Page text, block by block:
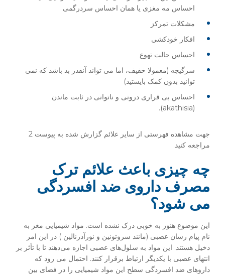
احساس مه مغزی یا همان احساس سردرگمی
مشکلات تمرکز
افکار خودکشی
احساس حالت تهوع
سرگیجه (معمولا خفیف، اما می تواند آنقدر بد باشد که نمی
توانید بدون کمک بایستید)
احساس بی قراری درونی و ناتوانی در ثابت ماندن
(akathisia).
جهت مشاهده فهرستی از سایر علائم گزارش شده به پیوست 2
مراجعه کنید.
چه چیزی باعث علائم ترک
مصرف داروی ضد افسردگی
می شود؟
این موضوع هنوز به خوبی درک نشده است. مواد شیمیایی مغز به
نام پیام رسان عصبی (مانند سروتونین و نورآدرنالین ) در این امر
دخیل هستند. این مواد به سلول‌های عصبی اجازه می‌دهند تا با تأثر بر
انتهای عصبی با یکدیگر ارتباط برقرار کنند. احتمال می رود که
داروهای ضد افسردگی سطح این مواد شیمیایی را در فضای بین